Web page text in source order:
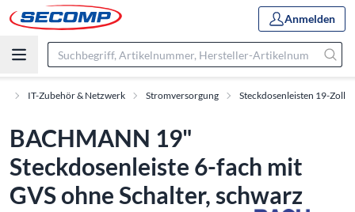
Anmelden
IT-Zubehör & Netzwerk Stromversorgung Steckdosenleisten 19-Zoll
BACHMANN 19"
Steckdosenleiste 6-fach mit
GVS ohne Schalter, schwarz